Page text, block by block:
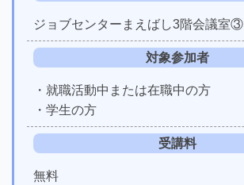
ジョブセンターまえばし3階会議室③
対象参加者
・就職活動中または在職中の方
・学生の方
受講料
無料